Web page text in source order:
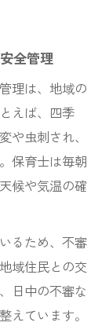
全管理
理は、地域の
えば、四季
や虫刺され、
保育士は毎朝
候や気温の確
るため、不審
域住民との交
日中の不審な
えています。